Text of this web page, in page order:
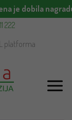
je dobila
222
platforma